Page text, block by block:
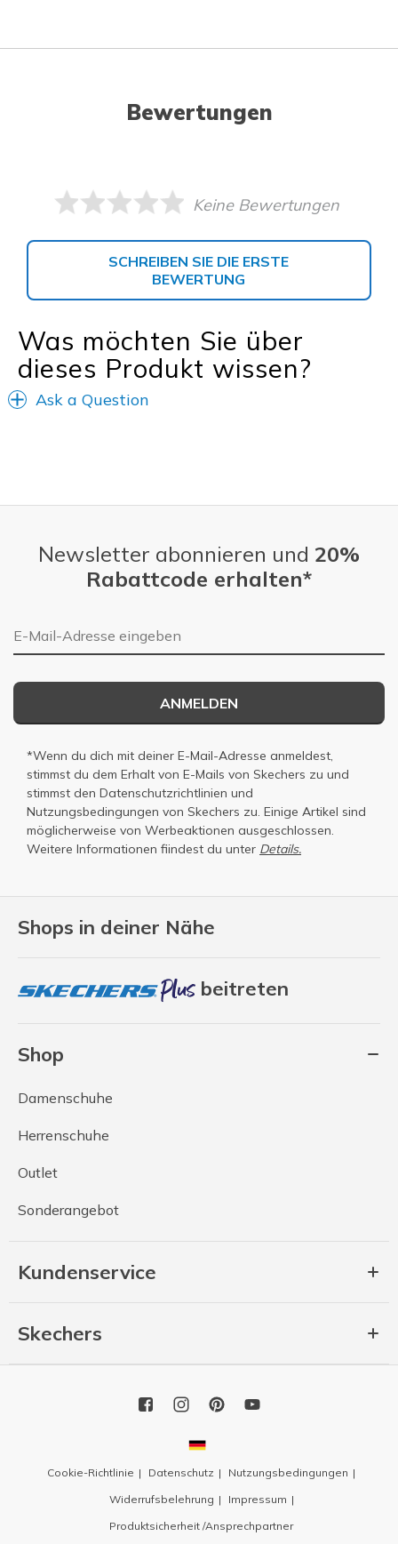
Bewertungen
Keine Bewertungen
SCHREIBEN SIE DIE ERSTE
BEWERTUNG
Was möchten Sie über
dieses Produkt wissen?
Ask a Question
Shops in deiner Nähe
beitreten
Shop
Damenschuhe
Herrenschuhe
Outlet
Sonderangebot
Kundenservice
Skechers
Newsletter abonnieren und 20%
Rabattcode erhalten*
E-Mail-Adresse
ANMELDEN
*Wenn du dich mit deiner E-Mail-Adresse anmeldest,
stimmst du dem Erhalt von E-Mails von Skechers zu und
stimmst den Datenschutzrichtlinien und
Nutzungsbedingungen von Skechers zu. Einige Artikel sind
möglicherweise von Werbeaktionen ausgeschlossen.
Weitere Informationen fiindest du unter Details.
Cookie-Richtlinie Datenschutz
Nutzungsbedingungen
Widerrufsbelehrung
Impressum
Produktsicherheit /Ansprechpartner